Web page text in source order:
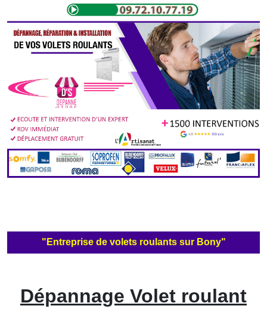
"Entreprise de volets roulants sur Bony"
Dépannage Volet roulant